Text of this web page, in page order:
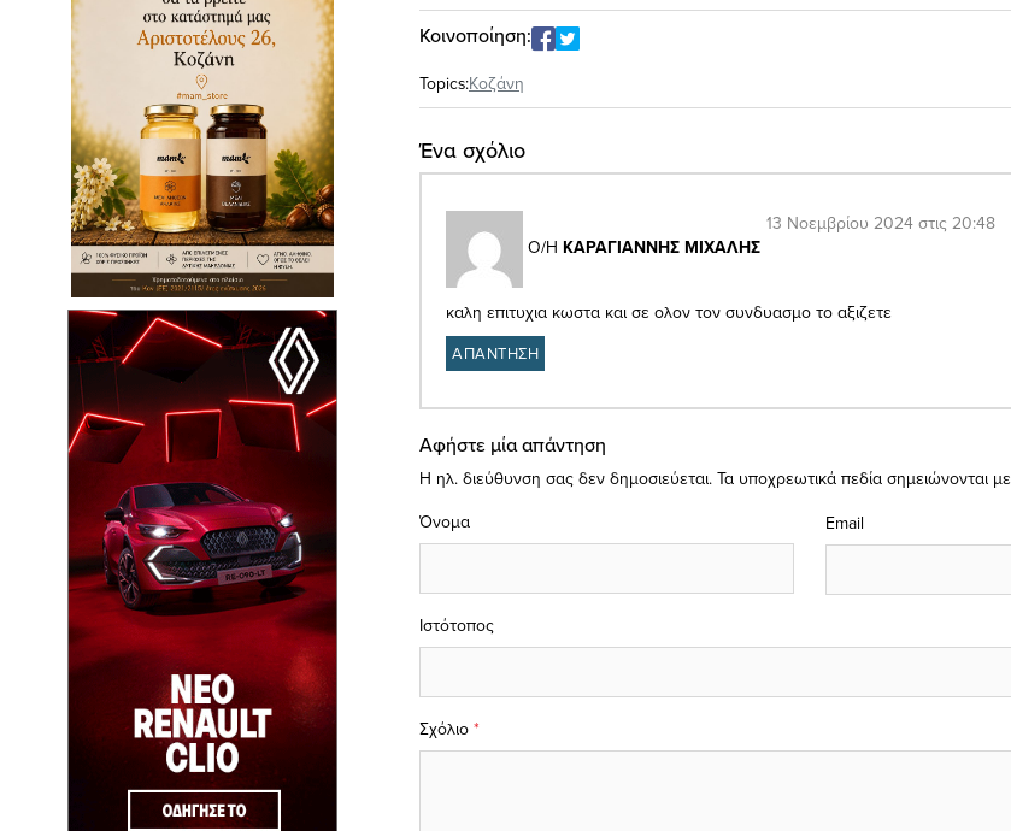
Κοινοποίηση:
Topics:Κοζάνη
Ένα σχόλιο
Ο/Η ΚΑΡΑΓΙΑΝΝΗΣ ΜΙΧΑΛΗΣ
13 Νοεμβρίου 2024 στις 20:48
καλη επιτυχια κωστα και σε ολον τον συνδυασμο το αξιζετε
ΑΠΑΝΤΗΣΗ
Αφήστε μία απάντηση
Η ηλ. διεύθυνση σας δεν δημοσιεύεται. Τα υποχρεωτικά πεδία σημειώνονται με
Σχόλιο *
Όνομα Email
Ιστότοπος